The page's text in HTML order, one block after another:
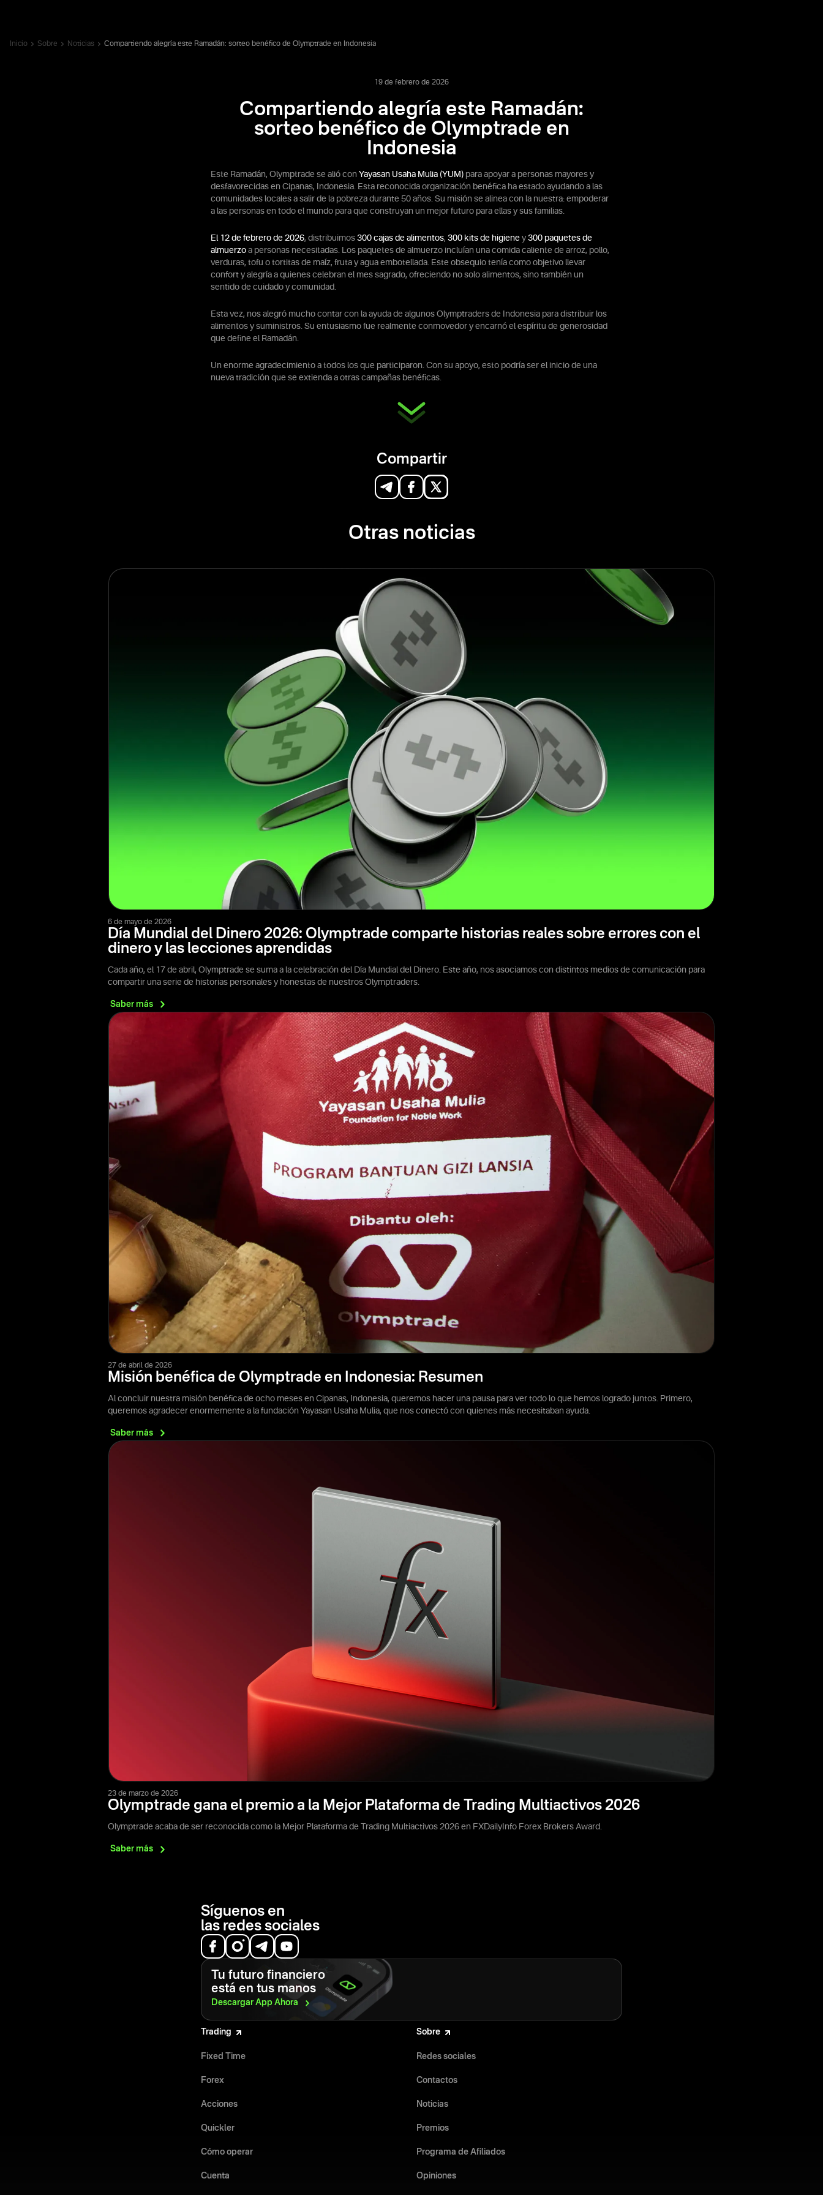
Inicio Sobre Noticias Compartiendo alegría este Ramadán: sorteo benéfico de Olymptrade en Indonesia
19 de febrero de 2026
Compartiendo alegría este Ramadán:
sorteo benéfico de Olymptrade en
Indonesia
Este Ramadán, Olymptrade se alió con Yayasan Usaha Mulia (YUM) para apoyar a personas mayores y
desfavorecidas en Cipanas, Indonesia. Esta reconocida organización benéfica ha estado ayudando a las
comunidades locales a salir de la pobreza durante 50 años. Su misión se alinea con la nuestra: empoderar
a las personas en todo el mundo para que construyan un mejor futuro para ellas y sus familias.
El 12 de febrero de 2026, distribuimos 300 cajas de alimentos, 300 kits de higiene y 300 paquetes de
almuerzo a personas necesitadas. Los paquetes de almuerzo incluían una comida caliente de arroz, pollo,
verduras, tofu o tortitas de maíz, fruta y agua embotellada. Este obsequio tenía como objetivo llevar
confort y alegría a quienes celebran el mes sagrado, ofreciendo no solo alimentos, sino también un
sentido de cuidado y comunidad.
Esta vez, nos alegró mucho contar con la ayuda de algunos Olymptraders de Indonesia para distribuir los
alimentos y suministros. Su entusiasmo fue realmente conmovedor y encarnó el espíritu de generosidad
que define el Ramadán.
Un enorme agradecimiento a todos los que participaron. Con su apoyo, esto podría ser el inicio de una
nueva tradición que se extienda a otras campañas benéficas.
Compartir
Otras noticias
6 de mayo de 2026
Día Mundial del Dinero 2026: Olymptrade comparte historias reales sobre errores con el
dinero y las lecciones aprendidas
Cada año, el 17 de abril, Olymptrade se suma a la celebración del Día Mundial del Dinero. Este año, nos asociamos con distintos medios de comunicación para
compartir una serie de historias personales y honestas de nuestros Olymptraders.
Sabermás
27 de abril de 2026
Misión benéfica de Olymptrade en Indonesia: Resumen
Al concluir nuestra misión benéfica de ocho meses en Cipanas, Indonesia, queremos hacer una pausa para ver todo lo que hemos logrado juntos. Primero,
queremos agradecer enormemente a la fundación Yayasan Usaha Mulia, que nos conectó con quienes más necesitaban ayuda.
Sabermás
23 de marzo de 2026
Olymptrade gana el premio a la Mejor Plataforma de Trading Multiactivos 2026
Olymptrade acaba de ser reconocida como la Mejor Plataforma de Trading Multiactivos 2026 en FXDailyInfo Forex Brokers Award.
Sabermás
Síguenos en
las redes sociales
Tu futuro financiero
está en tus manos
Descargar App Ahora
Trading
Fixed Time
Forex
Acciones
Quickler
Cómo operar
Cuenta
Sobre
Redes sociales
Contactos
Noticias
Premios
Programa de Afiliados
Opiniones